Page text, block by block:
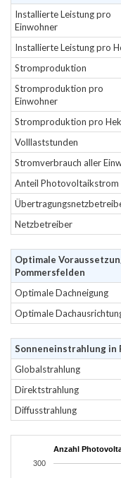
Installierte Leistung pro
Einwohner
Installierte Leistung pro
Stromproduktion
Stromproduktion pro
Einwohner
Stromproduktion pro
Volllaststunden
Stromverbrauch aller
Anteil Photovoltaikstrom
Netzbetreiber
Optimale
Pommersfelden
Optimale Dachneigung
Optimale
Sonneneinstrahlung in
Globalstrahlung
Direktstrahlung
Diffusstrahlung
Anzahl
300